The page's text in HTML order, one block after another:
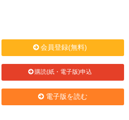
会員登録(無料)
購読(紙・電子版)申込
電子版を読む